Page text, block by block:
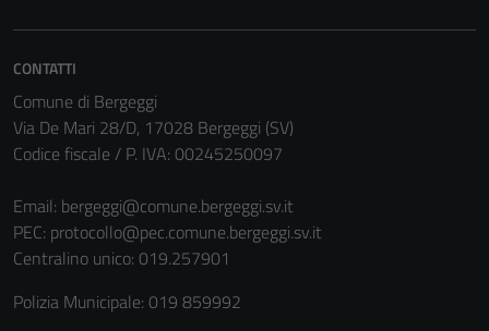
CONTATTI
Comune di Bergeggi
Via De Mari 28/D, 17028 Bergeggi (SV)
Codice fiscale / P. IVA: 00245250097
Email: bergeggi@comune.bergeggi.sv.it
PEC: protocollo@pec.comune.bergeggi.sv.it
Centralino unico: 019.257901
Polizia Municipale: 019 859992